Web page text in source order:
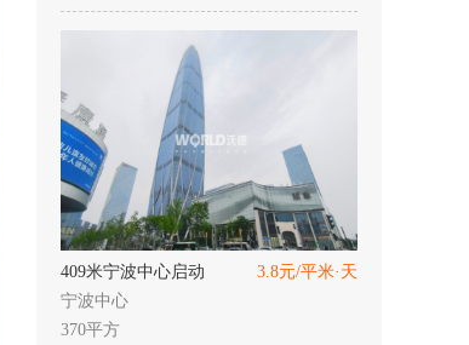
409米宁波中心启动
3.8元/平米·天
宁波中心
370平方